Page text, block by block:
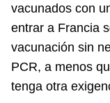
vacunados con
entrar a Francia
vacunación sin
PCR, a menos
tenga otra